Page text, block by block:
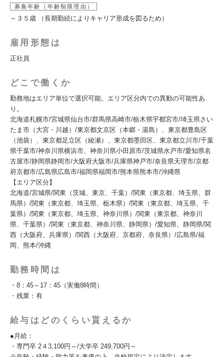
募集年齢（年齢制限理由）
～３５歳 （長期勤続によりキャリア形成を図るため）
雇用形態は
正社員
どこで働くか
勤務地はエリア単位で選択可能。エリア区分内での異動の可能性あ
り。
北海道札幌市/宮城県仙台市/群馬県高崎市/栃木県宇都宮市/埼玉県さい
たま市（大宮・川越）/東京都文京区（本郷・湯島）、東京都豊島区
（池袋）、東京都足立区（綾瀬）、東京都墨田区、東京都立川市/千葉
県千葉市/神奈川県横浜市、神奈川県小田原市/茨城県水戸市/愛知県名
古屋市/静岡県静岡市/大阪府大阪市/兵庫県神戸市/奈良県天理市/京都
府京都市/広島県広島市/福岡県福岡市/熊本県熊本市/沖縄県
【エリア区分】
北海道/宮城県/関東（茨城、東京、千葉）/関東（東京都、埼玉県、群
馬県）/関東（東京都、埼玉県、栃木県）/関東（東京都、埼玉県、千
葉県）/関東（東京都、埼玉県、神奈川県）/関東（東京都、神奈川
県、千葉県）/関東（東京都、神奈川県、静岡県）/愛知県、静岡県/関
西（大阪府、兵庫県）/関西（大阪府、京都府、奈良県）/広島県/福
岡、熊本/沖縄
勤務時間は
・8：45～17：45（実働8時間）
・残業：有
給与はどのくらい貰えるか
●月給：
・専門卒 2４3,100円～/大学卒 249,700円～